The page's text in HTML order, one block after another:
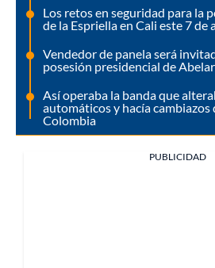
Los retos en seguridad para la
de la Espriella en Cali este 7 de
Vendedor de panela será
posesión presidencial de
Así operaba la banda que
automáticos y hacía cambiazos
Colombia
PUBLICIDAD